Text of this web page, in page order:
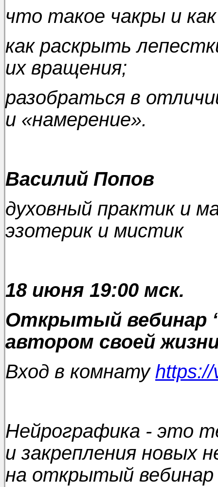
что такое чакры и
как раскрыть
их вращения;
разобраться в
и «намерение».
Василий Попов
духовный практик и
эзотерик и мистик
18 июня 19:00 мск.
Открытый вебинар
автором своей
Вход в комнату
Нейрографика - это
и закрепления новых
на открытый